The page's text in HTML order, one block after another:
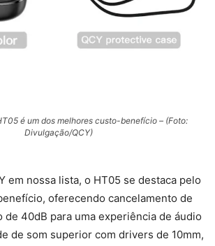
é um dos melhores custo-benefício – (Foto:
Divulgação/QCY)
em nossa lista, o HT05 se destaca pelo
oferecendo cancelamento de
40dB para uma experiência de áudio
de som superior com drivers de 10mm,